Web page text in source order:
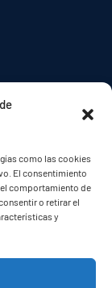
como las cookies
El consentimiento
comportamiento de
o retirar el
y